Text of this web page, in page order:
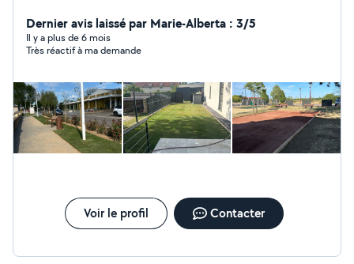
d'espaces verts pour un extérieur soigné et accueillant.
Uniquement des services de qualité. Un simple appel
téléphonique et on prend tout en charge, facile et
Dernier avis laissé par Marie-Alberta : 3/5
Il y a plus de 6 mois
Très réactif à ma demande
Voir le profil Contacter